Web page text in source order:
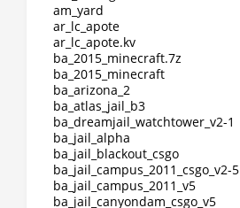
am_yard
ar_lc_apote
ar_lc_apote.kv
ba_2015_minecraft.7z
ba_2015_minecraft
ba_arizona_2
ba_atlas_jail_b3
ba_dreamjail_watchtower_v2-1
ba_jail_alpha
ba_jail_blackout_csgo
ba_jail_campus_2011_csgo_v2-5
ba_jail_campus_2011_v5
ba_jail_canyondam_csgo_v5